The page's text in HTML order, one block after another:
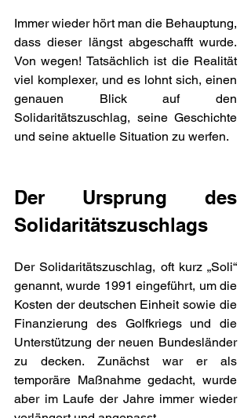
Immer wieder hört man die Behauptung,
dass dieser längst abgeschafft wurde.
Von wegen! Tatsächlich ist die Realität
viel komplexer, und es lohnt sich, einen
genauen Blick auf den
Solidaritätszuschlag, seine Geschichte
und seine aktuelle Situation zu werfen.
Der Ursprung des
Solidaritätszuschlags
Der Solidaritätszuschlag, oft kurz „Soli“
genannt, wurde 1991 eingeführt, um die
Kosten der deutschen Einheit sowie die
Finanzierung des Golfkriegs und die
Unterstützung der neuen Bundesländer
zu decken. Zunächst war er als
temporäre Maßnahme gedacht, wurde
aber im Laufe der Jahre immer wieder